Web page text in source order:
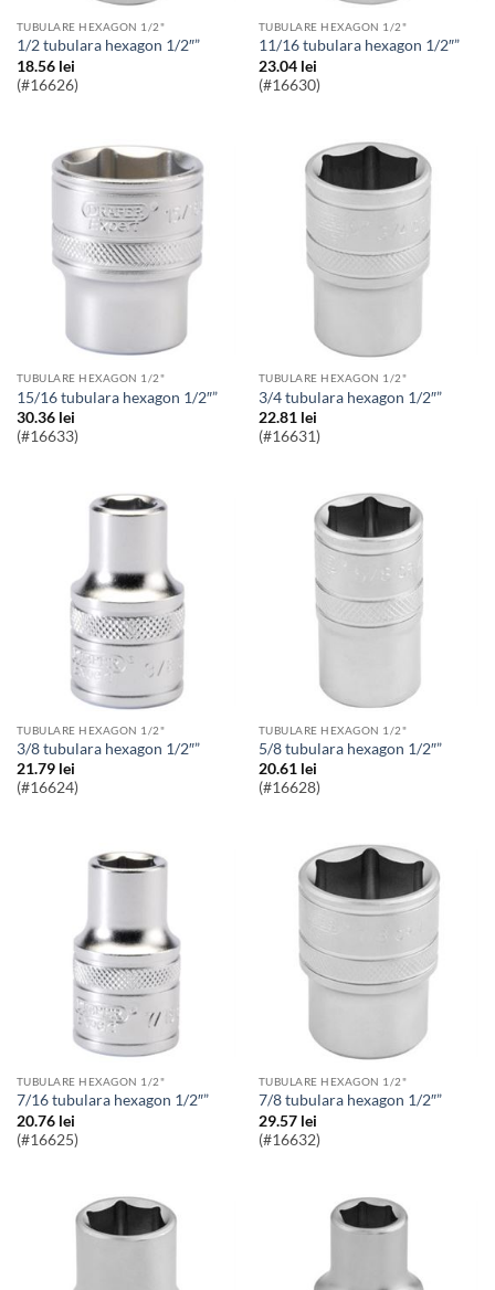
TUBULARE HEXAGON 1/2"
1/2 tubulara hexagon 1/2″”
18.56 lei
(#16626)
TUBULARE HEXAGON 1/2"
11/16 tubulara hexagon 1/2″”
23.04 lei
(#16630)
TUBULARE HEXAGON 1/2"
15/16 tubulara hexagon 1/2″”
30.36 lei
(#16633)
TUBULARE HEXAGON 1/2"
3/4 tubulara hexagon 1/2″”
22.81 lei
(#16631)
TUBULARE HEXAGON 1/2"
3/8 tubulara hexagon 1/2″”
21.79 lei
(#16624)
TUBULARE HEXAGON 1/2"
5/8 tubulara hexagon 1/2″”
20.61 lei
(#16628)
TUBULARE HEXAGON 1/2"
7/16 tubulara hexagon 1/2″”
20.76 lei
(#16625)
TUBULARE HEXAGON 1/2"
7/8 tubulara hexagon 1/2″”
29.57 lei
(#16632)